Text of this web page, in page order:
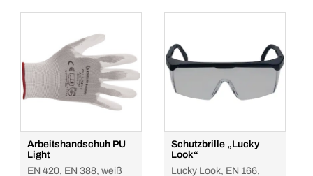
Arbeitshandschuh PU
Light
EN 420, EN 388, weiß
Schutzbrille „Lucky
Look“
Lucky Look, EN 166,